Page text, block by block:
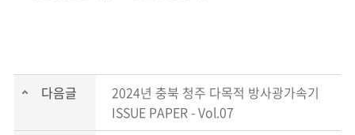
다음글
2024년 충북 청주 다목적 방사광가속기
ISSUE PAPER - Vol.07